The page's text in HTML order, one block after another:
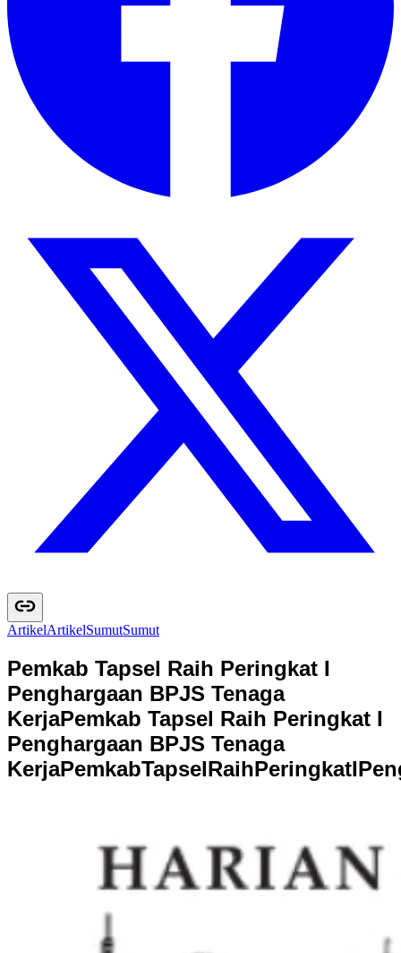
ArtikelArtikelSumutSumut
Pemkab Tapsel Raih Peringkat I
Penghargaan BPJS Tenaga
KerjaPemkab Tapsel Raih Peringkat I
Penghargaan BPJS Tenaga
KerjaPemkabTapselRaihPeringkatIPen